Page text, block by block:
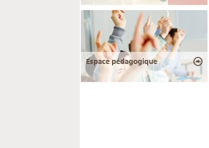
Espace pédagogique